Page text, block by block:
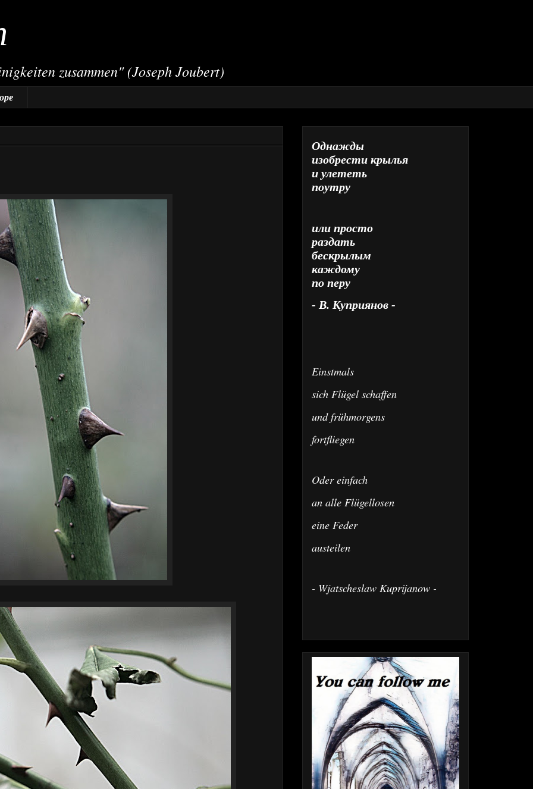
zusammen" (Joseph Joubert)
Однажды
изобрести крылья
и улететь
поутру
или просто
раздать
бескрылым
каждому
по перу
- В. Куприянов -
Einstmals
sich Flügel schaffen
und frühmorgens
fortfliegen
Oder einfach
an alle Flügellosen
eine Feder
austeilen
- Wjatscheslaw Kuprijanow -